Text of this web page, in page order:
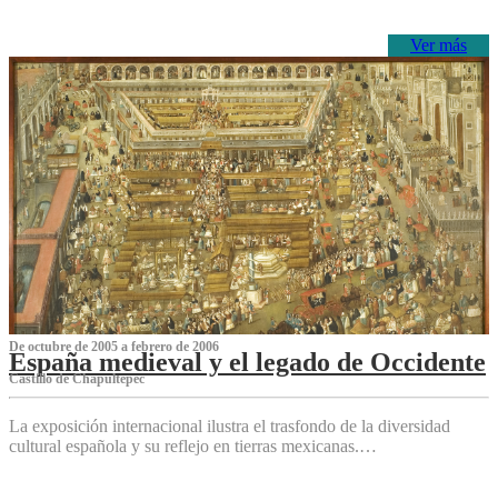
Ver más
De octubre de 2005 a febrero de 2006
España medieval y el legado de Occidente
Castillo de Chapultepec
La exposición internacional ilustra el trasfondo de la diversidad
cultural española y su reflejo en tierras mexicanas.…